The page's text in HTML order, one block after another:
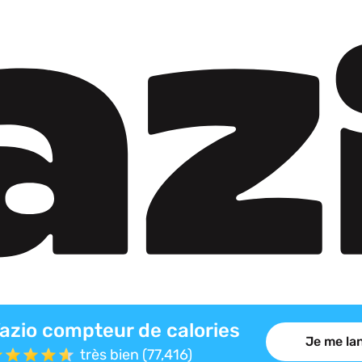
compteur de calories
très bien (77,416)
Je me